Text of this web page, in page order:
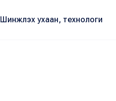
Шинжлэх ухаан, технологи